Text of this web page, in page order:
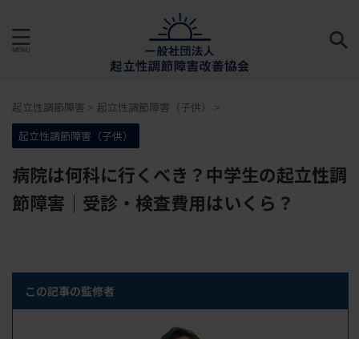
起立性調節障害 > 起立性調節障害（子供）
>
起立性調節障害（子供）
病院は何科に行くべき？中学生の起立性調
節障害｜受診・検査費用はいくら？
この記事の監修者